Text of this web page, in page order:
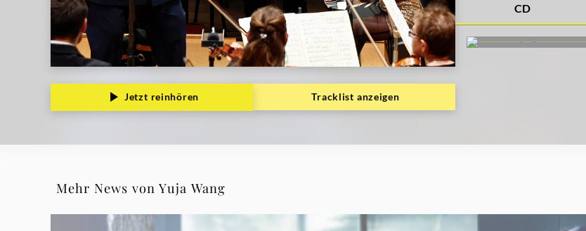
Jetzt reinhören Tracklist anzeigen
CD
Mehr News von Yuja Wang